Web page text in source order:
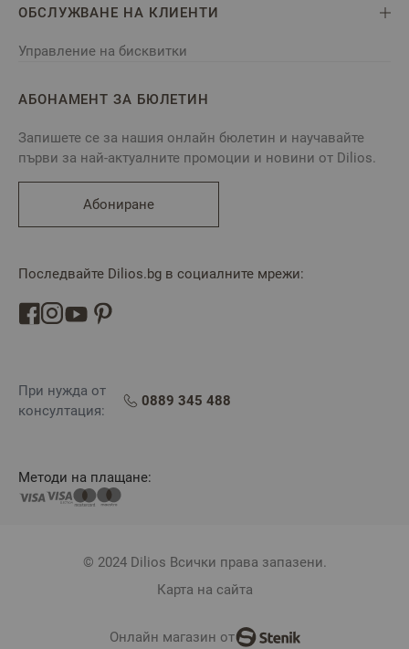
ОБСЛУЖВАНЕ НА КЛИЕНТИ
Управление на бисквитки
АБОНАМЕНТ ЗА БЮЛЕТИН
Запишете се за нашия онлайн бюлетин и научавайте
първи за най-актуалните промоции и новини от Dilios.
Абониране
Последвайте Dilios.bg в социалните мрежи:
При нужда от
консултация:
0889 345 488
Методи на плащане:
© 2024 Dilios Всички права запазени.
Карта на сайта
Онлайн магазин от